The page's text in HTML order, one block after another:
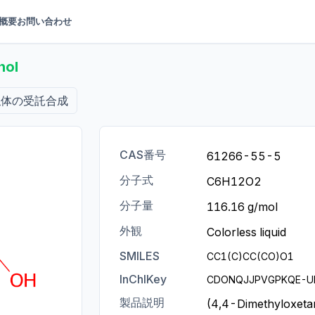
要お問い合わせ
の受託合成
CAS番号
61266-55-5
分子式
C6H12O2
分子量
116.16 g/mol
外観
Colorless liquid
SMILES
CC1(C)CC(CO)O1
InChIKey CDONQJJPVGPKQE-
製品説明
(4,4-